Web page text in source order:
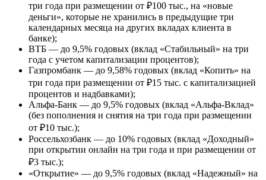
три года при размещении от ₽100 тыс., на «новые
деньги», которые не хранились в предыдущие три
календарных месяца на других вкладах клиента в
банке);
ВТБ — до 9,5% годовых (вклад «Стабильный» на три
года с учетом капитализации процентов);
Газпромбанк — до 9,58% годовых (вклад «Копить» на
три года при размещении от ₽15 тыс. с капитализацией
процентов и надбавками);
Альфа-Банк — до 9,5% годовых (вклад «Альфа-Вклад»
(без пополнения и снятия на три года при размещении
от ₽10 тыс.);
Россельхозбанк — до 10% годовых (вклад «Доходный»
при открытии онлайн на три года и при размещении от
₽3 тыс.);
«Открытие» — до 9,5% годовых (вклад «Надежный» на